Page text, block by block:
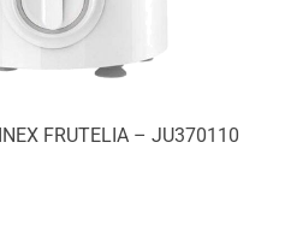
FRUTELIA – JU370110